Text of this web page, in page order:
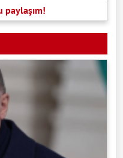
paylaşım!